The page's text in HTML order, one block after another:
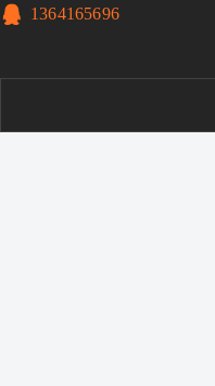
1364165696